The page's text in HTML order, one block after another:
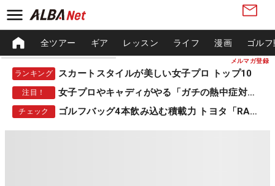
メルマガ登録
全ツアー ギア レッスン ライフ 漫画 ゴル
ランキング スカートスタイルが美しい女子プロ トップ10
注目！ 女子プロやキャディがやる「ガチの熱中症対策」
チェック ゴルフバッグ4本飲み込む積載力 トヨタ「RAV4」